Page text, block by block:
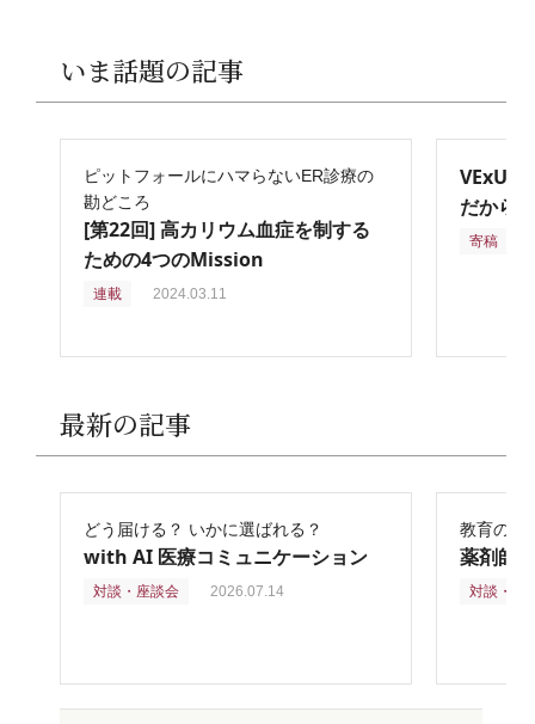
いま話題の記事
ピットフォールにハマらないER診療の
勘どころ
[第22回] 高カリウム血症を制する
ための4つのMission
連載 2024.03.11
VExUS
だから
寄稿
最新の記事
どう届ける？ いかに選ばれる？
with AI 医療コミュニケーション
対談・座談会 2026.07.14
教育の再
薬剤師
対談・座